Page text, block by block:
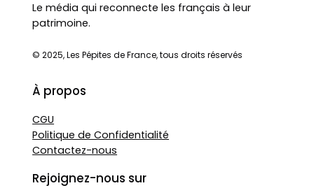
Le média qui reconnecte les français à leur
patrimoine.
© 2025, Les Pépites de France, tous droits réservés
À propos
CGU
Politique de Confidentialité
Contactez-nous
Rejoignez-nous sur